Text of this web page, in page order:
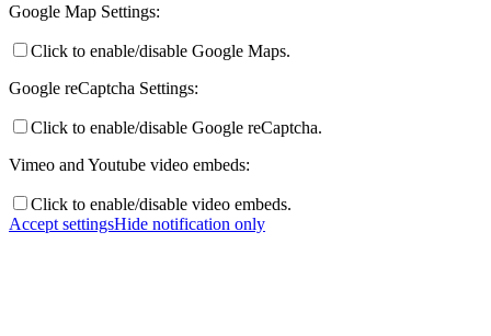
Google Map Settings:
Click to enable/disable Google Maps.
Google reCaptcha Settings:
Click to enable/disable Google reCaptcha.
Vimeo and Youtube video embeds:
Click to enable/disable video embeds.
Accept settingsHide notification only